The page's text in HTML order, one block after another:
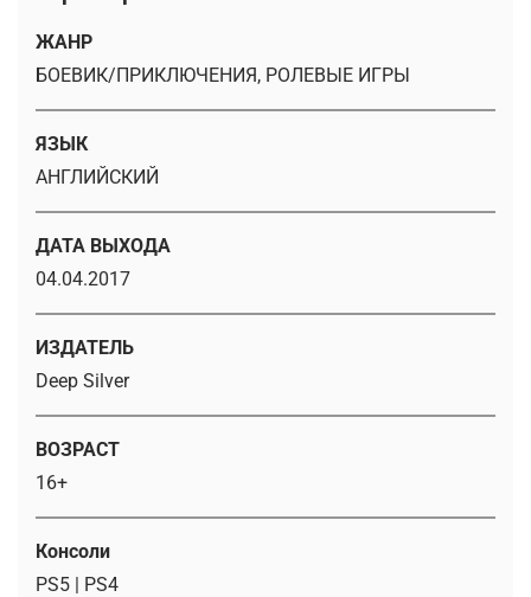
ЖАНР
БОЕВИК/ПРИКЛЮЧЕНИЯ, РОЛЕВЫЕ ИГРЫ
ЯЗЫК
АНГЛИЙСКИЙ
ДАТА ВЫХОДА
04.04.2017
ИЗДАТЕЛЬ
Deep Silver
ВОЗРАСТ
16+
Консоли
PS5 | PS4